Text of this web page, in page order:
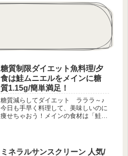
糖質制限ダイエット魚料理/夕
食は鮭ムニエルをメインに糖
質1.15g/簡単満足！
糖質減らしてダイエット ラララ～♪
今日も手早く料理して、美味しいのに
痩せちゃおう！メインの食材は「鮭」
し」といっていいほどの糖質しかな
ミネラルサンスクリーン 人気/